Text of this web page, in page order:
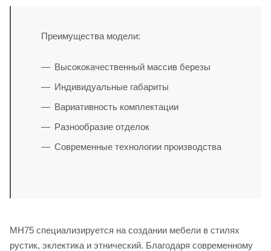
Преимущества модели:
Высококачественный массив березы
Индивидуальные габариты
Вариативность комплектации
Разнообразие отделок
Современные технологии производства
MH75 специализируется на создании мебели в стилях
рустик, эклектика и этнический. Благодаря современному